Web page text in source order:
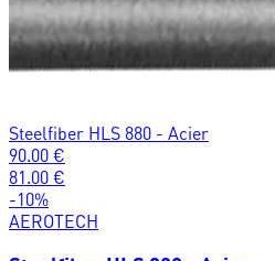
Steelfiber HLS 880 - Acier
90.00 €
81.00 €
-10%
AEROTECH